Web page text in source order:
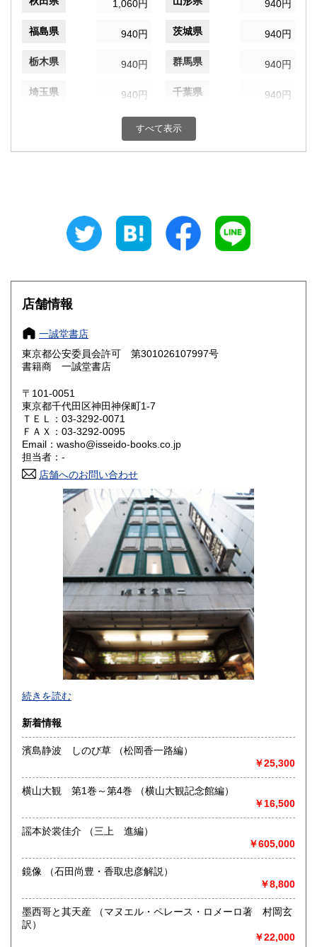
1,060円 940円
福島県 940円 茨城県 940円
栃木県 940円 群馬県 940円
埼玉県 940円 千葉県 940円
940円 神奈川県
新潟県 940円 富山県 940円
940円 長野県
静岡県
滋賀県
大阪府
奈良県
鳥取県 1,190円
岡山県 1,190円
山口県
1,190円 愛媛県
1,190円 福岡県
1,460円 長崎県
1,460円 大分県
1,460円 鹿児島県
1,460円
すべて表示
店舗情報
一誠堂書店
東京都公安委員会許可 第301026107997号
書籍商 一誠堂書店
〒101-0051
東京都千代田区神田神保町1-7
ＴＥＬ：03-3292-0071
ＦＡＸ：03-3292-0095
Email：washo@isseido-books.co.jp
担当者：-
店舗へのお問い合わせ
創業百年の確固たる信用。文系百般和洋書、古典籍。在庫豊
富。
沿線名：都営新宿・三田線 営団半蔵門線
最寄駅：神保町駅徒歩1分
営業時間：10:00-18:30
書籍の買取について
-
-
続きを読む
新着情報
濱島静波 しのび草 （松岡香一路編）
￥25,300
横山大観 第1巻～第4巻 （横山大観記念館編）
￥16,500
謡本於裳佳介 （三上 進編）
￥605,000
鏡像 （石田尚豊・香取忠彦解説）
￥8,800
墨西哥と其天産 （マヌエル・ペレース・ロメーロ著 村岡玄
訳）
￥22,000